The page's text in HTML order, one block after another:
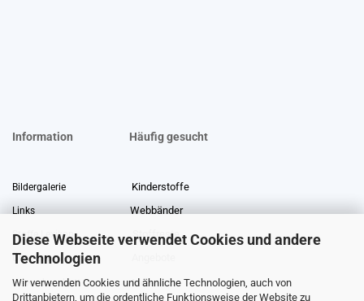
Diese Webseite verwendet Cookies und andere
Technologien
Wir verwenden Cookies und ähnliche Technologien, auch von
Drittanbietern, um die ordentliche Funktionsweise der Website zu
Information Häufig gesucht
Bildergalerie Kinderstoffe
Links Webbänder
Stoffe Lexikon Stoffreste
Über uns
Gewerberabatt Meterware